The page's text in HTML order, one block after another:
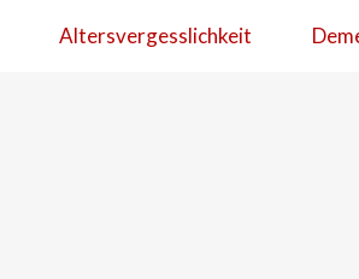
Altersvergesslichkeit